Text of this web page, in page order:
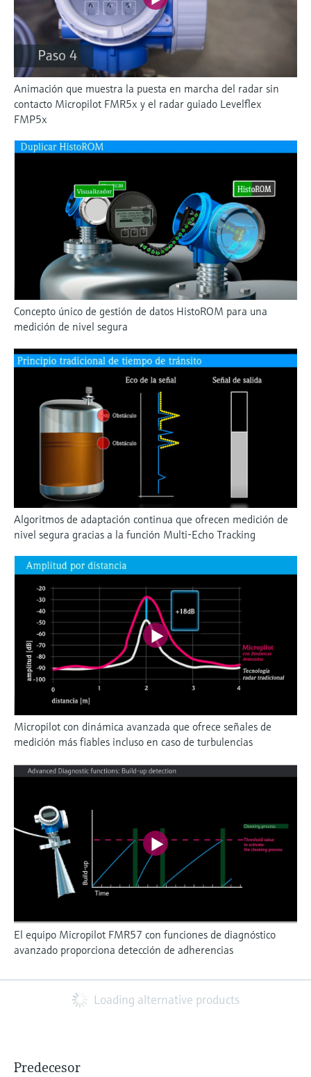
Animación que muestra la puesta en marcha del radar sin
contacto Micropilot FMR5x y el radar guiado Levelflex
FMP5x
Concepto único de gestión de datos HistoROM para una
medición de nivel segura
Algoritmos de adaptación continua que ofrecen medición de
nivel segura gracias a la función Multi-Echo Tracking
Micropilot con dinámica avanzada que ofrece señales de
medición más fiables incluso en caso de turbulencias
El equipo Micropilot FMR57 con funciones de diagnóstico
avanzado proporciona detección de adherencias
Loading alternative products
Predecesor